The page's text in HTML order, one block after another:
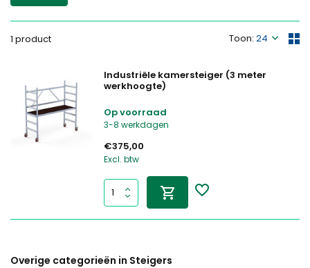
1 product Toon:
Industriële kamersteiger (3 meter
werkhoogte)
Op voorraad
3-8 werkdagen
€375,00
Excl. btw
Overige categorieën in Steigers